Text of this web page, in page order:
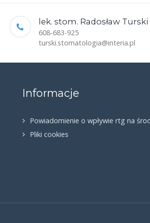
lek. stom. Radosław Turski
608-683-925
turski.stomatologia@interia.pl
Informacje
Powiadomienie o wpływie rtg na
Pliki cookies